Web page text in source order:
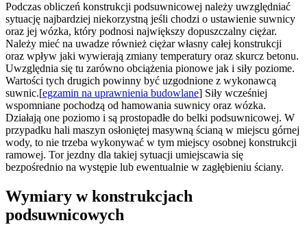
Podczas obliczeń konstrukcji podsuwnicowej należy uwzględniać
sytuację najbardziej niekorzystną jeśli chodzi o ustawienie suwnicy
oraz jej wózka, który podnosi największy dopuszczalny ciężar.
Należy mieć na uwadze również ciężar własny całej konstrukcji
oraz wpływ jaki wywierają zmiany temperatury oraz skurcz betonu.
Uwzględnia się tu zarówno obciążenia pionowe jak i siły poziome.
Wartości tych drugich powinny być uzgodnione z wykonawcą
suwnic.[egzamin na uprawnienia budowlane] Siły wcześniej
wspomniane pochodzą od hamowania suwnicy oraz wózka.
Działają one poziomo i są prostopadłe do belki podsuwnicowej. W
przypadku hali maszyn osłoniętej masywną ścianą w miejscu górnej
wody, to nie trzeba wykonywać w tym miejscy osobnej konstrukcji
ramowej. Tor jezdny dla takiej sytuacji umiejscawia się
bezpośrednio na występie lub ewentualnie w zagłębieniu ściany.
Wymiary w konstrukcjach
podsuwnicowych